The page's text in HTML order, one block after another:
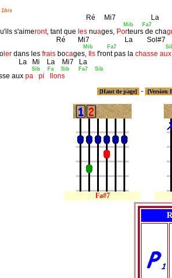
1bis
Ré     Mi7                    La
Mib     Fa7
s'aimeront, tant que les nuages, Porteurs de cha
Ré       Mi7                    La
Mib        Fa7
ler dans les frais bocages, Ils f'ront pas la chasse
Sib    Fa    Sib     Fa7    Sib
aux pa   pi   llons
[Haut de page] - [Version
Fa#7